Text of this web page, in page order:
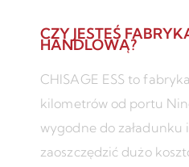
CZY JESTEŚ
HANDLOWĄ?
CHISAGE ESS to
kilometrów od portu
wygodne do załadunku
zaoszczędzić dużo